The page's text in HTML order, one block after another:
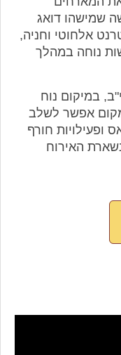
שמישהו דואג
אלחוטי וחניה,
נוחה במהלך
במיקום נוח
אפשר לשלב
ופעילויות חורף
האירוח